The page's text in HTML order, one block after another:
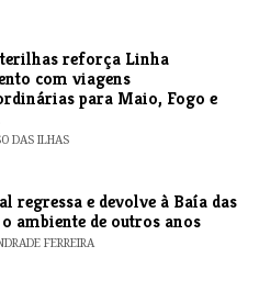
reforça Linha
com viagens
para Maio, Fogo e
DAS ILHAS
regressa e devolve à Baía das
o ambiente de outros anos
FERREIRA